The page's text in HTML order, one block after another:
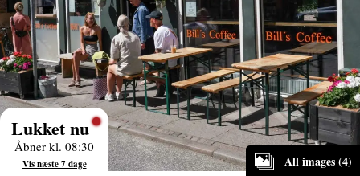
All images (4)
Lukket nu
Åbner kl. 08:30
Vis næste 7 dage